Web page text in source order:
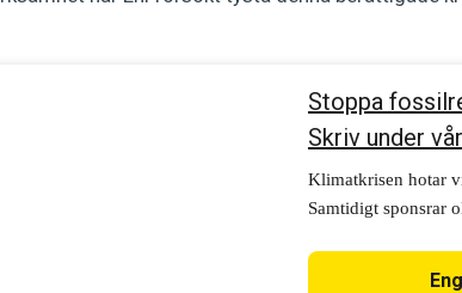
Stoppa
Skriv under
Klimatkrisen hotar
Samtidigt sponsrar
fossilfritt OS!